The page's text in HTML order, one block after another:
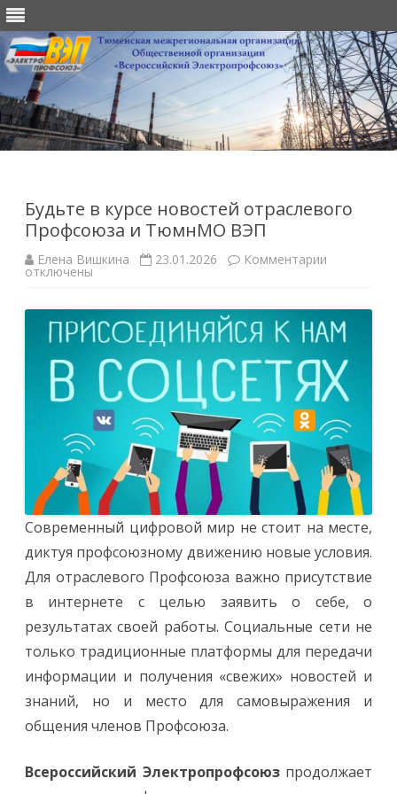
Будьте в курсе новостей отраслевого
Профсоюза и ТюмнМО ВЭП
Елена Вишкина 23.01.2026 Комментарии
курсе
новостей
Профсоюза
и
ТюмнМО
ВЭП
отключены
Современный цифровой мир не стоит на месте,
диктуя профсоюзному движению новые условия.
Для отраслевого Профсоюза важно присутствие
в интернете с целью заявить о себе, о
результатах своей работы. Социальные сети не
только традиционные платформы для передачи
информации и получения «свежих» новостей и
знаний, но и место для самовыражения и
общения членов Профсоюза.
Всероссийский Электропрофсоюзпродолжает